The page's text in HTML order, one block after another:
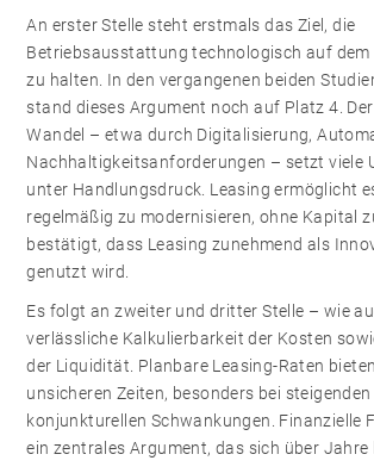
An erster Stelle steht erstmals das Ziel, die
Betriebsausstattung technologisch auf dem
zu halten. In den vergangenen beiden
stand dieses Argument noch auf Platz 4.
Wandel – etwa durch Digitalisierung,
Nachhaltigkeitsanforderungen – setzt viele
unter Handlungsdruck. Leasing ermöglicht
regelmäßig zu modernisieren, ohne Kapital
bestätigt, dass Leasing zunehmend als
genutzt wird.
Es folgt an zweiter und dritter Stelle – wie
verlässliche Kalkulierbarkeit der Kosten
der Liquidität. Planbare Leasing-Raten
unsicheren Zeiten, besonders bei
konjunkturellen Schwankungen. Finanzielle
ein zentrales Argument, das sich über Jahre